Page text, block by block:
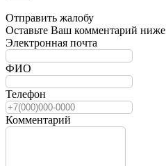
Отправить жалобу
Оставьте Ваш комментарий ниже
Электронная почта
ФИО
Телефон
Комментарий